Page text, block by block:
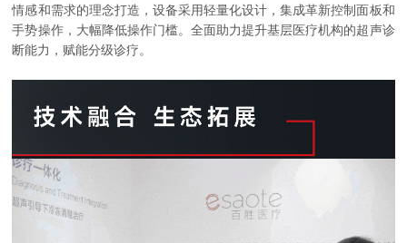
情感和需求的理念打造，设备采用轻量化设计，集成革新控制面板和
手势操作，大幅降低操作门槛。全面助力提升基层医疗机构的超声诊
断能力，赋能分级诊疗。